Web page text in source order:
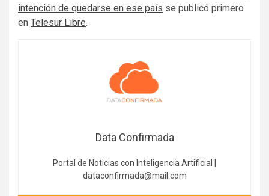
intención de quedarse en ese país se publicó primero
en Telesur Libre.
Data Confirmada
Portal de Noticias con Inteligencia Artificial |
dataconfirmada@mail.com